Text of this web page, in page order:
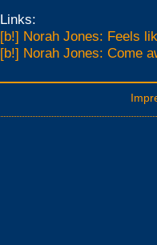
Links:
[b!] Norah Jones: Feels
[b!] Norah Jones: Come